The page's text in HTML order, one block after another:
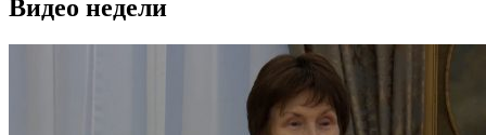
Видео недели